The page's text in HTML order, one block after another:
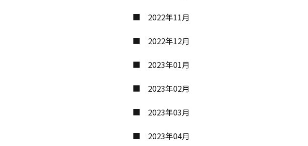
2022年11月
2022年12月
2023年01月
2023年02月
2023年03月
2023年04月